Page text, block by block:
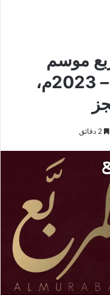
موسم
الرياض الثالث 2022 – 2023م،